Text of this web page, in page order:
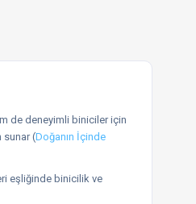
de deneyimli biniciler için
sunar (Doğanın İçinde
eşliğinde binicilik ve